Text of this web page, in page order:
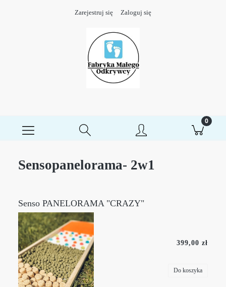
Zarejestruj się Zaloguj się
Sensopanelorama- 2w1
Senso PANELORAMA "CRAZY"
399,00 zł
Do koszyka